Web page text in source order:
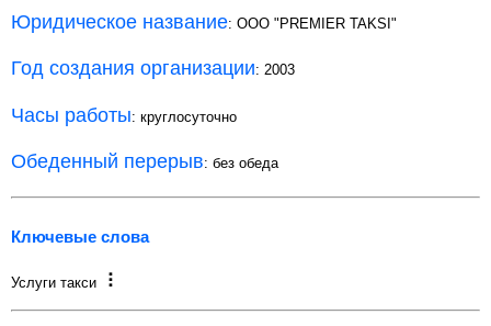
Юридическое название: OOO "PREMIER TAKSI"
Год создания организации: 2003
Часы работы: круглосуточно
Обеденный перерыв: без обеда
Ключевые слова
Услуги такси